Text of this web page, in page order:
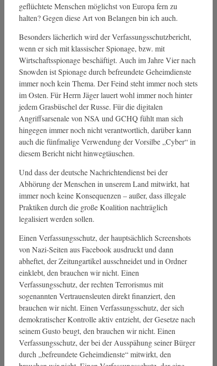
geflüchtete Menschen möglichst von Europa fern zu
halten? Gegen diese Art von Belangen bin ich auch.
Besonders lächerlich wird der Verfassungsschutzbericht,
wenn er sich mit klassischer Spionage, bzw. mit
Wirtschaftsspionage beschäftigt. Auch im Jahre Vier nach
Snowden ist Spionage durch befreundete Geheimdienste
immer noch kein Thema. Der Feind steht immer noch stets
im Osten. Für Herrn Jäger lauert wohl immer noch hinter
jedem Grasbüschel der Russe. Für die digitalen
Angriffsarsenale von NSA und GCHQ fühlt man sich
hingegen immer noch nicht verantwortlich, darüber kann
auch die fünfmalige Verwendung der Vorsilbe „Cyber“ in
diesem Bericht nicht hinwegtäuschen.
Und dass der deutsche Nachrichtendienst bei der
Abhörung der Menschen in unserem Land mitwirkt, hat
immer noch keine Konsequenzen – außer, dass illegale
Praktiken durch die große Koalition nachträglich
legalisiert werden sollen.
Einen Verfassungsschutz, der hauptsächlich Screenshots
von Nazi-Seiten aus Facebook ausdruckt und dann
abheftet, der Zeitungartikel ausschneidet und in Ordner
einklebt, den brauchen wir nicht. Einen
Verfassungsschutz, der rechten Terrorismus mit
sogenannten Vertrauensleuten direkt finanziert, den
brauchen wir nicht. Einen Verfassungsschutz, der sich
demokratischer Kontrolle aktiv entzieht, der Gesetze nach
seinem Gusto beugt, den brauchen wir nicht. Einen
Verfassungsschutz, der bei der Ausspähung seiner Bürger
durch „befreundete Geheimdienste“ mitwirkt, den